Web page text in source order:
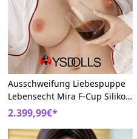
Ausschweifung Liebespuppe
Lebensecht Mira F-Cup Silikon
172cm Sexy Sexsklaven Doll
2.399,99€*